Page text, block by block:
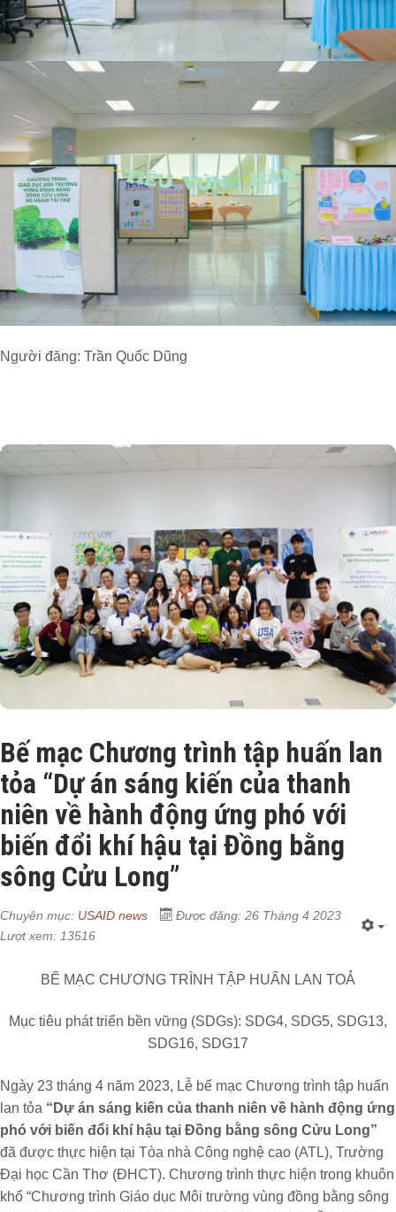
Người đăng: Trần Quốc Dũng
Bế mạc Chương trình tập huấn lan
tỏa “Dự án sáng kiến của thanh
niên về hành động ứng phó với
biến đổi khí hậu tại Đồng bằng
sông Cửu Long”
Chuyên mục: USAID news
Được đăng: 26 Tháng 4 2023
Lượt xem: 13516
BẾ MẠC CHƯƠNG TRÌNH TẬP HUẤN LAN TOẢ
Mục tiêu phát triển bền vững (SDGs): SDG4, SDG5, SDG13,
SDG16, SDG17
Ngày 23 tháng 4 năm 2023, Lễ bế mạc Chương trình tập huấn
lan tỏa “Dự án sáng kiến của thanh niên về hành động ứng
phó với biến đổi khí hậu tại Đồng bằng sông Cửu Long”
đã được thực hiện tại Tòa nhà Công nghệ cao (ATL), Trường
Đại học Cần Thơ (ĐHCT). Chương trình thực hiện trong khuôn
khổ “Chương trình Giáo dục Môi trường vùng đồng bằng sông